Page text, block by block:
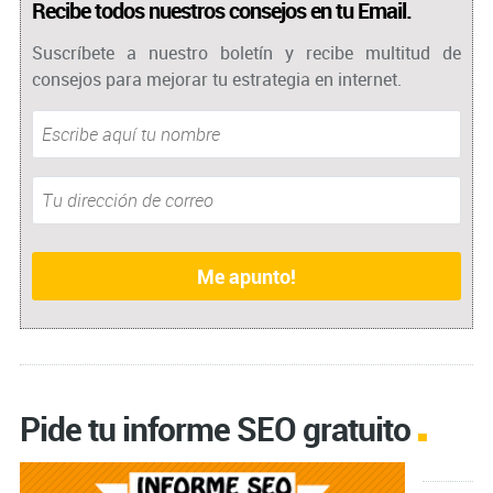
Recibe todos nuestros consejos en tu Email.
Suscríbete a nuestro boletín y recibe multitud de
consejos para mejorar tu estrategia en internet.
Pide tu informe SEO gratuito